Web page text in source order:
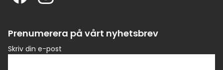
Prenumerera på vårt nyhetsbrev
Skriv din e-post